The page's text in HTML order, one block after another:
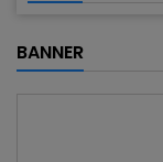
BANNER